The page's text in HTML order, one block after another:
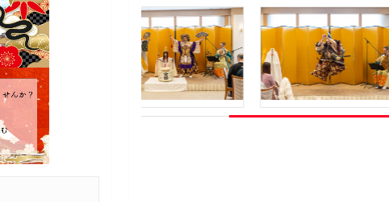
Slide